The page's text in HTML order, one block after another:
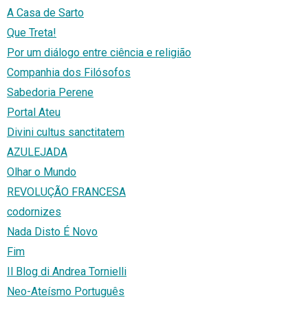
A Casa de Sarto
Que Treta!
Por um diálogo entre ciência e religião
Companhia dos Filósofos
Sabedoria Perene
Portal Ateu
Divini cultus sanctitatem
AZULEJADA
Olhar o Mundo
REVOLUÇÃO FRANCESA
codornizes
Nada Disto É Novo
Fim
Il Blog di Andrea Tornielli
Neo-Ateísmo Português